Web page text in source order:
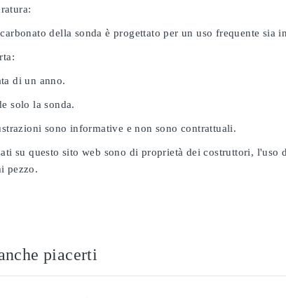
della sonda è progettato per un uso frequente sia
di un anno.
solo la sonda.
sono informative e non sono contrattuali.
su questo sito web sono di proprietà dei costruttori, l'uso
pezzo.
piacerti